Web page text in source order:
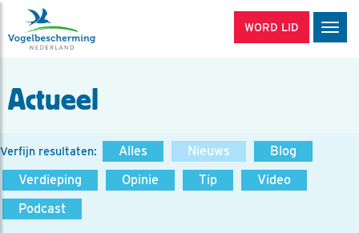
WORD LID
Actueel
Verfijn resultaten: Alles Nieuws
Blog
Verdieping
Opinie Tip
Video
Podcast